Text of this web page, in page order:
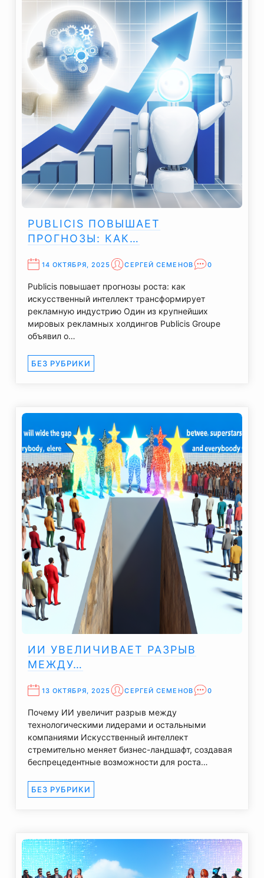
PUBLICIS ПОВЫШАЕТ
ПРОГНОЗЫ: КАК…
14 ОКТЯБРЯ, 2025 СЕРГЕЙ СЕМЕНОВ 0
Publicis повышает прогнозы роста: как
искусственный интеллект трансформирует
рекламную индустрию Один из крупнейших
мировых рекламных холдингов Publicis Groupe
объявил о…
БЕЗ РУБРИКИ
ИИ УВЕЛИЧИВАЕТ РАЗРЫВ
МЕЖДУ…
13 ОКТЯБРЯ, 2025 СЕРГЕЙ СЕМЕНОВ 0
Почему ИИ увеличит разрыв между
технологическими лидерами и остальными
компаниями Искусственный интеллект
стремительно меняет бизнес-ландшафт, создавая
беспрецедентные возможности для роста…
БЕЗ РУБРИКИ